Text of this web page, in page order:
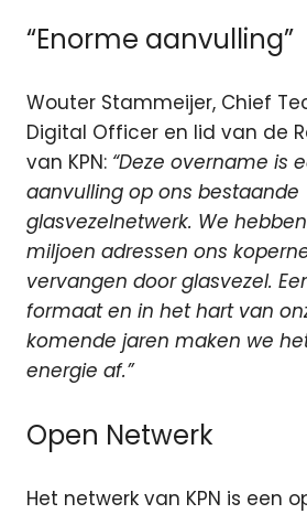
“Enorme aanvulling”
Wouter Stammeijer, Chief
Digital Officer en lid van de
van KPN: “Deze overname is
aanvulling op ons bestaande
glasvezelnetwerk. We
miljoen adressen ons
vervangen door glasvezel.
formaat en in het hart van
komende jaren maken we
energie af.”
Open Netwerk
Het netwerk van KPN is een